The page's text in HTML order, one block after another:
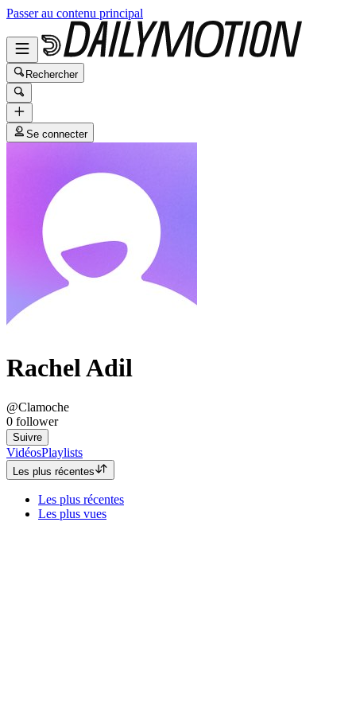
Passer au contenu principal
Rechercher
Se connecter
Rachel Adil
@Clamoche
0 follower
Suivre
VidéosPlaylists
Les plus récentes
Les plus récentes
Les plus vues